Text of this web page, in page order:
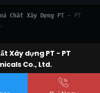
Chất Xây Dựng PT — PT
Xây dựng PT - PT
Co., Ltd.